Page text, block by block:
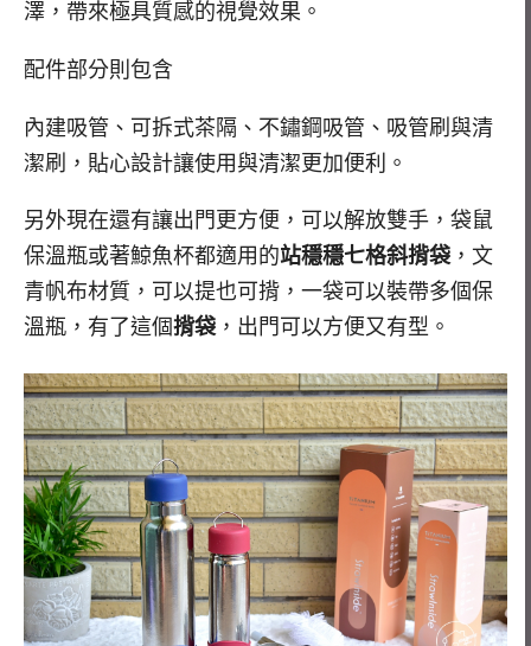
澤，帶來極具質感的視覺效果。
配件部分則包含
內建吸管、可拆式茶隔、不鏽鋼吸管、吸管刷與清
潔刷，貼心設計讓使用與清潔更加便利。
另外現在還有讓出門更方便，可以解放雙手，袋鼠
保溫瓶或著鯨魚杯都適用的站穩穩七格斜揹袋，文
青帆布材質，可以提也可揹，一袋可以裝帶多個保
溫瓶，有了這個揹袋，出門可以方便又有型。